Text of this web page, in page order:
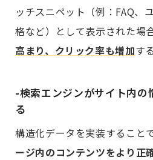
ッチスニペット（例：FAQ、
格など）として表示された場合
高まり、クリック率も増加す
-検索エンジンがサイト内の
る
構造化データを実装すること
ージ内のコンテンツをより正